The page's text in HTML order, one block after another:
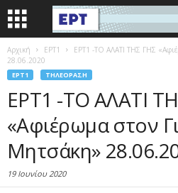
Αρχική EΡΤ1
ΕΡΤ1 -ΤΟ ΑΛΑΤΙ ΤΗΣ ΓΗΣ
28.06.2020
EΡΤ1 ΤΗΛΕΌΡΑΣΗ
ΕΡΤ1 -ΤΟ ΑΛΑΤΙ
«Αφιέρωμα στον
Μητσάκη»
19 Ιουνίου 2020